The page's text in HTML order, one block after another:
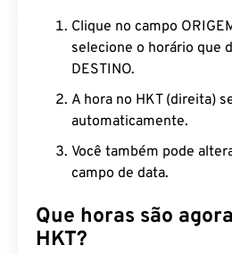
Clique no campo
selecione o horário que
DESTINO.
A hora no HKT (direita)
automaticamente.
Você também pode
campo de data.
Que horas são
HKT?